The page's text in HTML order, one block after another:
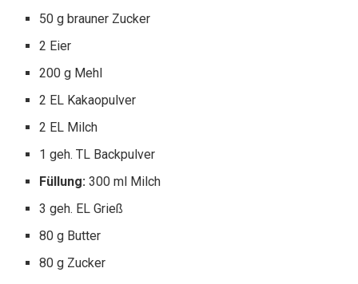
50 g brauner Zucker
2 Eier
200 g Mehl
2 EL Kakaopulver
2 EL Milch
1 geh. TL Backpulver
Füllung: 300 ml Milch
3 geh. EL Grieß
80 g Butter
80 g Zucker